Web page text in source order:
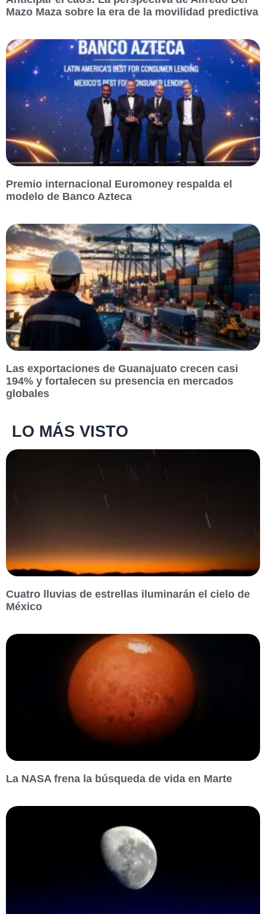
Mazo Maza sobre la era de la movilidad predictiva
Premio internacional Euromoney respalda el
modelo de Banco Azteca
Las exportaciones de Guanajuato crecen casi
194% y fortalecen su presencia en mercados
globales
LO MÁS VISTO
Cuatro lluvias de estrellas iluminarán el cielo de
México
La NASA frena la búsqueda de vida en Marte